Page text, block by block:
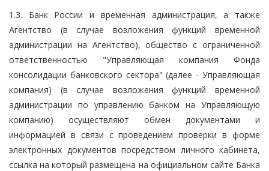
1.3. Банк России и временная администрация, а также
Агентство (в случае возложения функций временной
администрации на Агентство), общество с ограниченной
ответственностью "Управляющая компания Фонда
консолидации банковского сектора" (далее - Управляющая
компания) (в случае возложения функций временной
администрации по управлению банком на Управляющую
компанию) осуществляют обмен документами и
информацией в связи с проведением проверки в форме
электронных документов посредством личного кабинета,
ссылка на который размещена на официальном сайте Банка